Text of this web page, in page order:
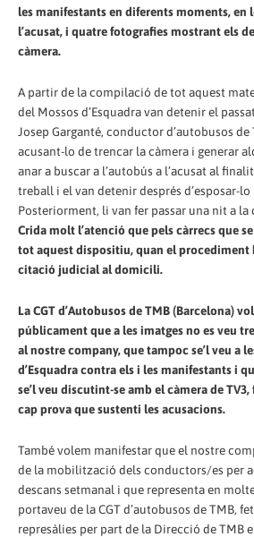
les manifestants en diferents moments, en
l’acusat, i quatre fotografies mostrant els
càmera.
A partir de la compilació de tot aquest
del Mossos d’Esquadra van detenir el
Josep Garganté, conductor d’autobusos de
acusant-lo de trencar la càmera i generar
anar a buscar a l’autobús a l’acusat al
treball i el van detenir després d’esposar-
Posteriorment, li van fer passar una nit a la
Crida molt l’atenció que pels càrrecs que
tot aquest dispositiu, quan el procediment
citació judicial al domicili.
La CGT d’Autobusos de TMB (Barcelona)
públicament que a les imatges no es veu
al nostre company, que tampoc se’l veu a
d’Esquadra contra els i les manifestants i
se’l veu discutint-se amb el càmera de
cap prova que sustenti les acusacions.
També volem manifestar que el nostre
de la mobilització dels conductors/es per
descans setmanal i que representa en
portaveu de la CGT d’autobusos de TMB,
represàlies per part de la Direcció de TMB